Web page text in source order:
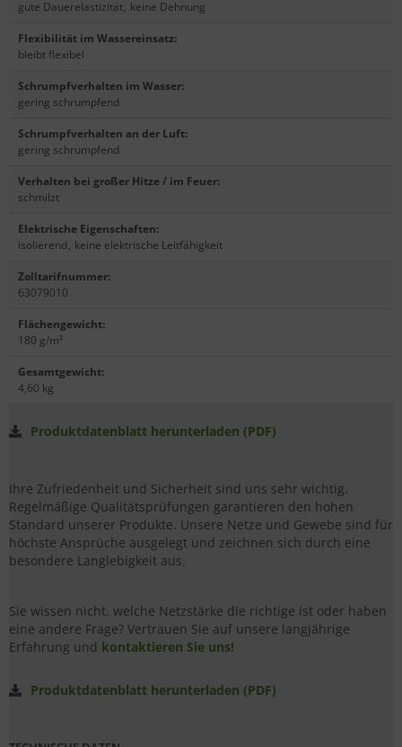
gute Dauerelastizität, keine Dehnung
Flexibilität im Wassereinsatz:
bleibt flexibel
Schrumpfverhalten im Wasser:
gering schrumpfend
Schrumpfverhalten an der Luft:
gering schrumpfend
Verhalten bei großer Hitze / im Feuer:
schmilzt
Elektrische Eigenschaften:
isolierend, keine elektrische Leitfähigkeit
Zolltarifnummer:
63079010
Flächengewicht:
180 g/m²
Gesamtgewicht:
4,60 kg
Produktdatenblatt herunterladen (PDF)
Ihre Zufriedenheit und Sicherheit sind uns sehr wichtig.
Regelmäßige Qualitätsprüfungen garantieren den hohen
Standard unserer Produkte. Unsere Netze und Gewebe sind für
höchste Ansprüche ausgelegt und zeichnen sich durch eine
besondere Langlebigkeit aus.
Sie wissen nicht, welche Netzstärke die richtige ist oder haben
eine andere Frage? Vertrauen Sie auf unsere langjährige
Erfahrung und kontaktieren Sie uns!
Produktdatenblatt herunterladen (PDF)